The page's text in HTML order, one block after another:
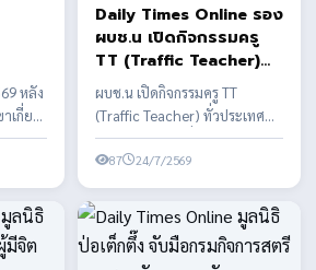
หลัง
เกี่ยว
เสนอ
Daily Times Online รอง
ผบช.น เปิดกิจกรรมครู
TT (Traffic Teacher)
ทั่วประเทศ โดยกิจกรรม
จัดเพื่อส่งเสริมให้เด็กและ
เยาวชนได้รับความรู้ความ
ปลอดภัยและวินัยการ
จราจรในการดำเนินชีวิต
ผบช.น เปิดกิจกรรมครู TT
(Traffic Teacher) ทั่วประเทศ
โดยกิจกรรมจัดเพื่อส่งเสริมให้เด็ก
และเยาวชนได้รั...
87 24/7/2569